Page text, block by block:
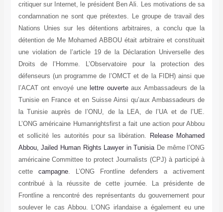
critiquer sur Internet, le président Ben Ali. Les motivations de sa
condamnation ne sont que prétextes. Le groupe de travail des
Nations Unies sur les détentions arbitraires, a conclu que la
détention de Me Mohamed ABBOU était arbitraire et constituait
une violation de l’article 19 de la Déclaration Universelle des
Droits de l’Homme. L’Observatoire pour la protection des
défenseurs (un programme de l’OMCT et de la FIDH) ainsi que
l’ACAT ont envoyé une lettre ouverteaux Ambassadeurs de la
Tunisie en France et en Suisse Ainsi qu’aux Ambassadeurs de
la Tunisie auprès de l’ONU, de la LEA, de l’UA et de l’UE.
L’ONG américaine Humanrightsfirst a fait une action pour Abbou
et sollicité les autorités pour sa libération.
Release Mohamed
Abbou, Jailed Human Rights Lawyer in TunisiaDe même l’ONG
américaine Committee to protect Journalists (CPJ) à participé à
cette campagne. L’ONG Frontline defenders a activement
contribué à la réussite de cette journée. La présidente de
Frontline a rencontré des représentants du gouvernement pour
soulever le cas Abbou. L’ONG irlandaise a également eu une